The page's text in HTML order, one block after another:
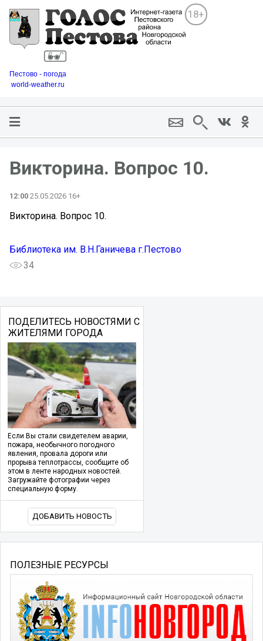
18+
Пестово - погода
world-weather.ru
Викторина. Вопрос 10.
12:00 25.05.2026 16+
Викторина. Вопрос 10.
Библиотека им. В.Н.Ганичева г.Пестово
34
ПОДЕЛИТЕСЬ НОВОСТЯМИ С
ЖИТЕЛЯМИ ГОРОДА
Если Вы стали свидетелем аварии,
пожара, необычного погодного
явления, провала дороги или
прорыва теплотрассы, сообщите об
этом в ленте народных новостей.
Загружайте фотографии через
специальную форму.
ДОБАВИТЬ НОВОСТЬ
ПОЛЕЗНЫЕ РЕСУРСЫ